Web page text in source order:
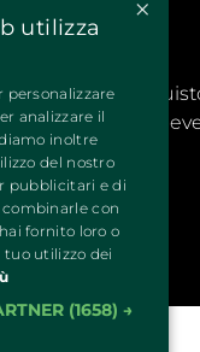
supporto
programma e
×
utilizza
personalizzare
analizzare il
inoltre
del nostro
pubblicitari e di
con
fornito loro o
utilizzo dei
(1658) →